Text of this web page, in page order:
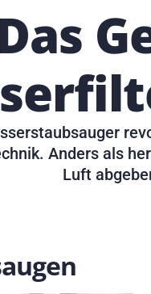
Anders als
Luft